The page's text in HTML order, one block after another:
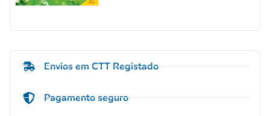
Envios em CTT Registado
Pagamento seguro